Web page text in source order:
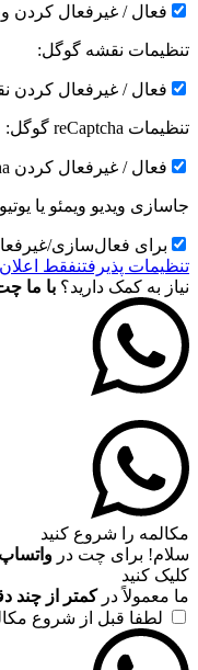
فعال / غیرفعال کردن
تنظیمات نقشه گوگل:
فعال / غیرفعال کردن
تنظیمات reCaptcha گوگل:
فعال / غیرفعال کردن reCaptcha گوگل
جاسازی ویدیو ویمئو یا
برای فعال‌سازی/
تنظیمات پذیرفتنفقط
نیاز به کمک دارید؟ با ما
مکالمه را شروع کنید
سلام! برای چت در واتساپ
کلیک کنید
ما معمولاً درکمتر از چند
لطفا قبل از شروع